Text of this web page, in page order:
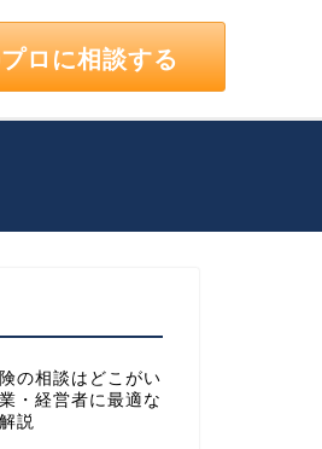
ロに相談する
の相談はどこがい
・経営者に最適な
説